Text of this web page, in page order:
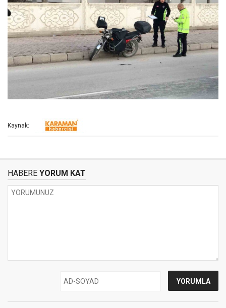
Kaynak:
HABERE YORUM KAT